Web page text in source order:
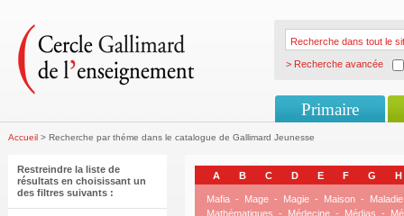
> Recherche avancée
Primaire
Accueil > Recherche par théme dans le catalogue de Gallimard Jeunesse
Restreindre la liste de
résultats en choisissant un
des filtres suivants :
A B C D E F G H
Mafia - Mage - Magie - Maison -
Maladie
Mathématiques - Médecine - Médias -